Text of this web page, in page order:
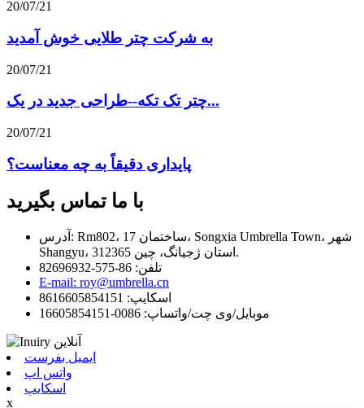
20/07/21
به شرکت چتر طلایی خوش آمدید
20/07/21
چتر تک تکه--طراحی جدید در یک...
20/07/21
پایداری دقیقاً به چه معناست؟
با ما تماس بگیرید
آدرس: Rm802، ساختمان 17، Songxia Umbrella Town، شهر
Shangyu، استان ژجیانگ، چین 312365.
تلفن: 86-575-82696932
E-mail: roy@umbrella.cn
اسکایپ: 8616605854151
موبایل/وی چت/واتساپ: 0086-16605854151
ایمیل بفرست
واتس اپ
اسکایپ
x